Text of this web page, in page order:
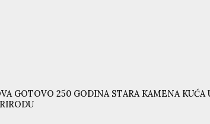
GOTOVO 250 GODINA STARA KAMENA